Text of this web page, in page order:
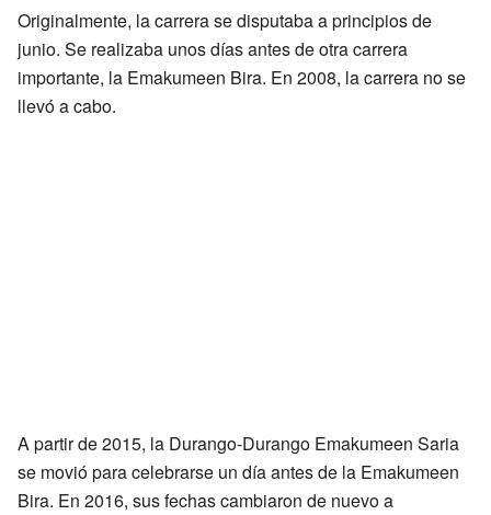
Originalmente, la carrera se disputaba a principios de
junio. Se realizaba unos días antes de otra carrera
importante, la Emakumeen Bira. En 2008, la carrera no se
llevó a cabo.
A partir de 2015, la Durango-Durango Emakumeen Saria
se movió para celebrarse un día antes de la Emakumeen
Bira. En 2016, sus fechas cambiaron de nuevo a